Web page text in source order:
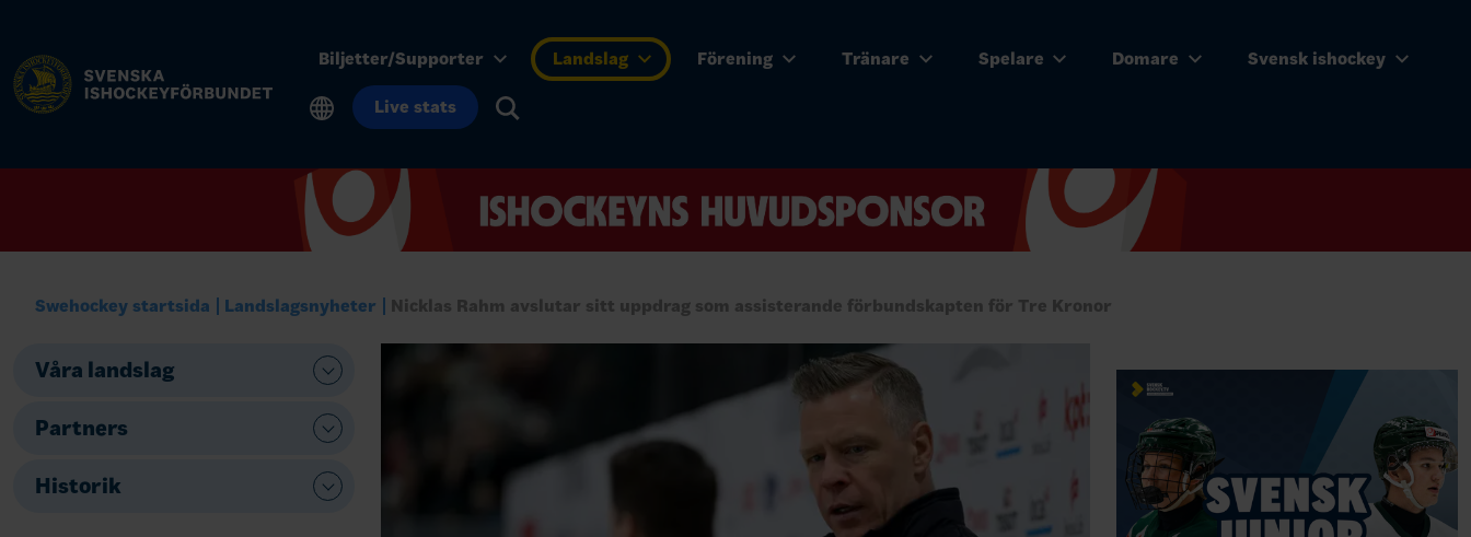
Biljetter/Supporter Landslag Förening Tränare Spelare Domare Svensk ishockey
Live stats
Swehockey startsida Landslagsnyheter Nicklas Rahm avslutar sitt uppdrag som assisterande förbundskapten för Tre Kronor
Våra landslag
Partners
Historik